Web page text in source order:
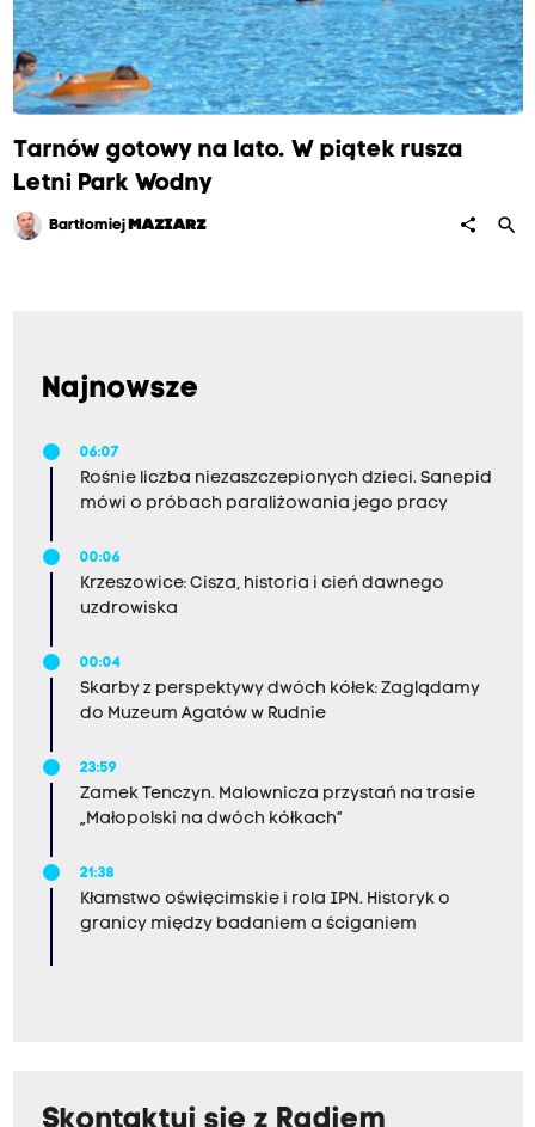
Tarnów gotowy na lato. W piątek rusza
Letni Park Wodny
Bartłomiej MAZIARZ share search
Najnowsze
06:07
Rośnie liczba niezaszczepionych dzieci. Sanepid
mówi o próbach paraliżowania jego pracy
00:06
Krzeszowice: Cisza, historia i cień dawnego
uzdrowiska
00:04
Skarby z perspektywy dwóch kółek: Zaglądamy
do Muzeum Agatów w Rudnie
23:59
Zamek Tenczyn. Malownicza przystań na trasie
„Małopolski na dwóch kółkach”
21:38
Kłamstwo oświęcimskie i rola IPN. Historyk o
granicy między badaniem a ściganiem
Skontaktuj się z Radiem